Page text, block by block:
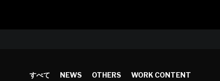
すべて NEWS OTHERS
WORK CONTENT